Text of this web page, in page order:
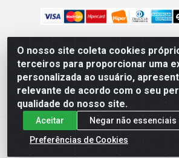
O nosso site coleta cookies
terceiros para proporcionar uma
personalizada ao usuário,
relevante de acordo com o seu
qualidade do nosso site.
Aceitar
Negar não essenciais
Preferências de Cookies
Machado Carnes Distribuidora de
Logradouro: Avenida Candido Aleixo, 148
- CEP 64.500-000 -